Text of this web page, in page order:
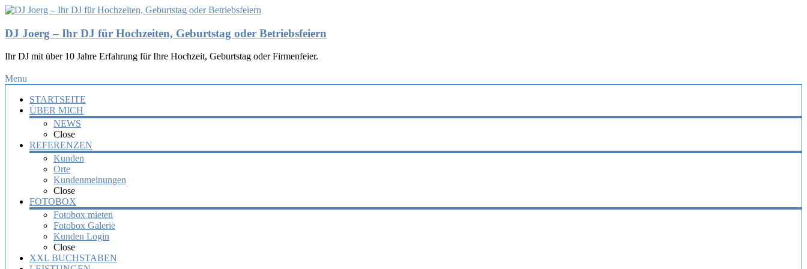
DJ Joerg – Ihr DJ für Hochzeiten, Geburtstag oder Betriebsfeiern
Ihr DJ mit über 10 Jahre Erfahrung für Ihre Hochzeit, Geburtstag oder Firmenfeier.
Menu
STARTSEITE
ÜBER MICH
NEWS
Close
REFERENZEN
Kunden
Orte
Kundenmeinungen
Close
FOTOBOX
Fotobox mieten
Fotobox Galerie
Kunden Login
Close
XXL BUCHSTABEN